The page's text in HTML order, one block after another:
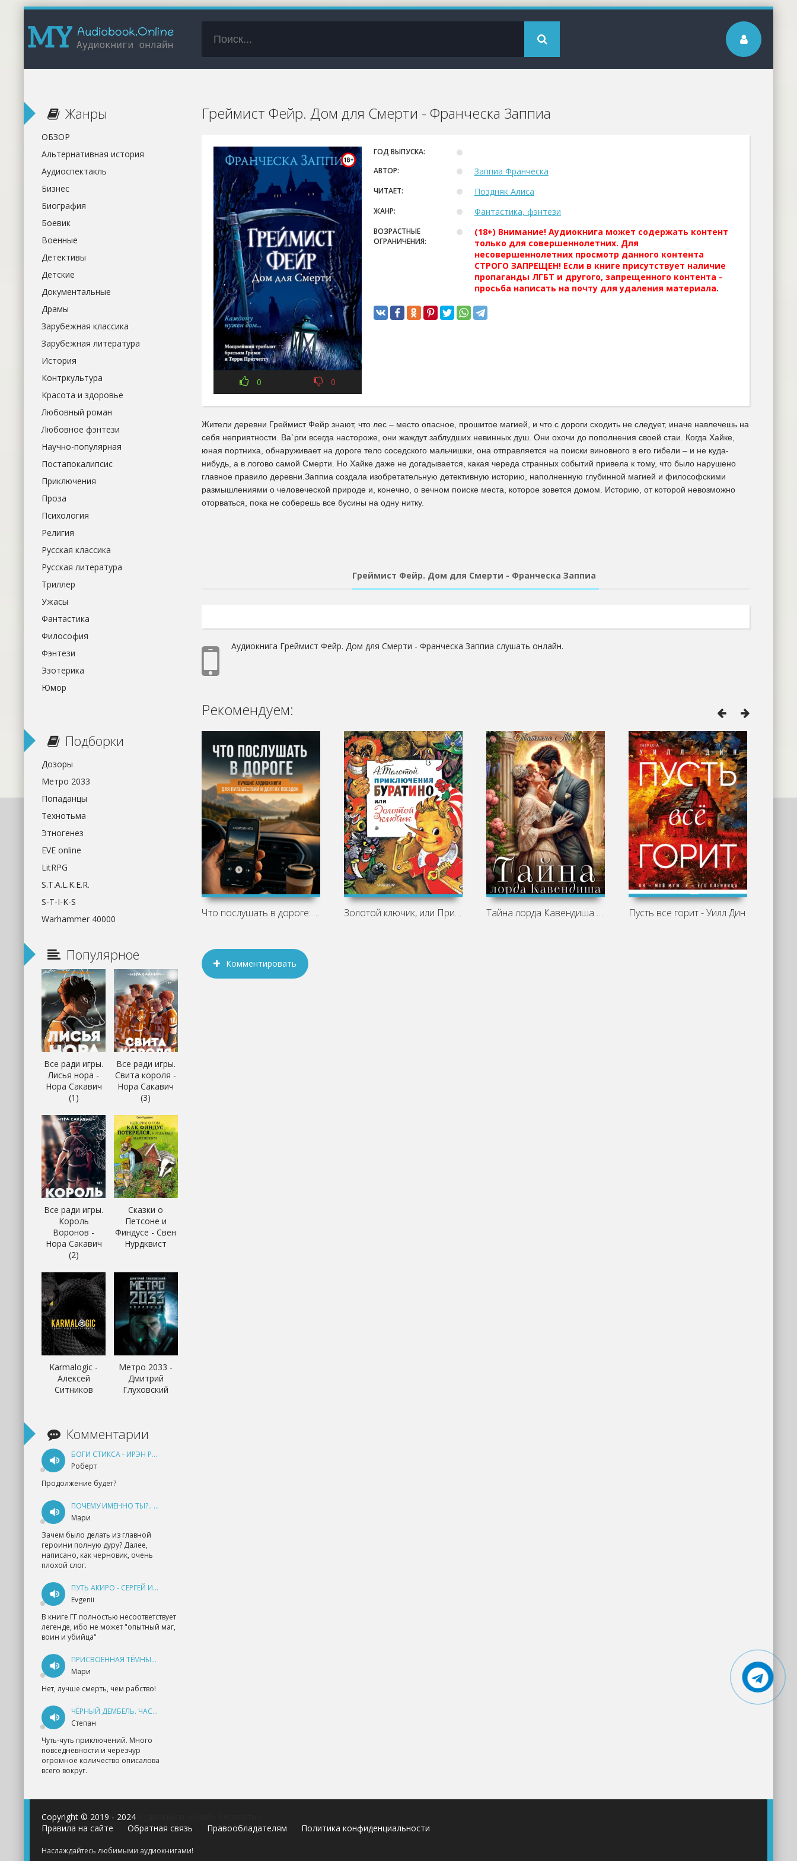
Греймист Фейр. Дом для Смерти - Франческа Заппиа
0 0
ГОД ВЫПУСКА:
АВТОР:
Заппиа Франческа
ЧИТАЕТ: Поздняк Алиса
ЖАНР: Фантастика, фэнтези
ВОЗРАСТНЫЕ
ОГРАНИЧЕНИЯ:
(18+) Внимание! Аудиокнига может содержать контент
только для совершеннолетних. Для
несовершеннолетних просмотр данного контента
СТРОГО ЗАПРЕЩЕН! Если в книге присутствует наличие
пропаганды ЛГБТ и другого, запрещенного контента -
просьба написать на почту для удаления материала.
Жители деревни Греймист Фейр знают, что лес – место опасное, прошитое магией, и что с дороги сходить не следует, иначе навлечешь на
себя неприятности. Ва`рги всегда настороже, они жаждут заблудших невинных душ. Они охочи до пополнения своей стаи. Когда Хайке,
юная портниха, обнаруживает на дороге тело соседского мальчишки, она отправляется на поиски виновного в его гибели – и не куда-
нибудь, а в логово самой Смерти. Но Хайке даже не догадывается, какая череда странных событий привела к тому, что было нарушено
главное правило деревни.Заппиа создала изобретательную детективную историю, наполненную глубинной магией и философскими
размышлениями о человеческой природе и, конечно, о вечном поиске места, которое зовется домом. Историю, от которой невозможно
оторваться, пока не соберешь все бусины на одну нитку.
Греймист Фейр. Дом для Смерти - Франческа Заппиа
Аудиокнига Греймист Фейр. Дом для Смерти - Франческа Заппиа слушать онлайн.
Рекомендуем:
Что послушать в дороге: лучшие Золотой ключик, или Приключения Тайна лорда Кавендиша - Татьяна Ма Пусть все горит - Уилл Дин
Комментировать
Жанры
ОБЗОР
Альтернативная история
Аудиоспектакль
Бизнес
Биография
Боевик
Военные
Детективы
Детские
Документальные
Драмы
Зарубежная классика
Зарубежная литература
История
Контркультура
Красота и здоровье
Любовный роман
Любовное фэнтези
Научно-популярная
Постапокалипсис
Приключения
Проза
Психология
Религия
Русская классика
Русская литература
Триллер
Ужасы
Фантастика
Философия
Фэнтези
Эзотерика
Юмор
Подборки
Дозоры
Метро 2033
Попаданцы
Технотьма
Этногенез
EVE online
LitRPG
S.T.A.L.K.E.R.
S-T-I-K-S
Warhammer 40000
Популярное
Все ради игры.
Лисья нора -
Нора Сакавич
(1)
Все ради игры.
Свита короля -
Нора Сакавич
(3)
Все ради игры.
Король
Воронов -
Нора Сакавич
(2)
Сказки о
Петсоне и
Финдусе - Свен
Нурдквист
Karmalogic -
Алексей
Ситников
Метро 2033 -
Дмитрий
Глуховский
Комментарии
БОГИ СТИКСА - ИРЭН РУДКЕВИЧ
Роберт
Продолжение будет?
ПОЧЕМУ ИМЕННО ТЫ?.. КНИГА 1 - ЕКАТЕРИНА ЮДИНА
Мари
Зачем было делать из главной
героини полную дуру? Далее,
написано, как черновик, очень
плохой слог.
ПУТЬ АКИРО - СЕРГЕЙ ИЗМАЙЛОВ
Evgenii
В книге ГГ полностью несоответствует
легенде, ибо не может "опытный маг,
воин и убийца"
ПРИСВОЕННАЯ ТЁМНЫМ. ПРОКЛЯТАЯ ЛЮБОВЬ - АННА ГЕРР
Мари
Нет, лучше смерть, чем рабство!
ЧЁРНЫЙ ДЕМБЕЛЬ. ЧАСТЬ 1 - АНДРЕЙ ФЕДИН
Степан
Чуть-чуть приключений. Много
повседневности и черезчур
огромное количество описалова
всего вокруг.
Copyright © 2019 - 2024
Правила на сайте
Обратная связь Правообладателям Политика конфиденциальности
Наслаждайтесь любимыми аудиокнигами!